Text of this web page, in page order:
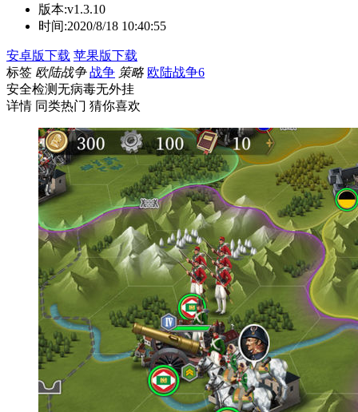
版本:v1.3.10
时间:2020/8/18 10:40:55
安卓版下载 苹果版下载
标签 欧陆战争 战争 策略 欧陆战争6
安全检测无病毒无外挂
详情 同类热门 猜你喜欢